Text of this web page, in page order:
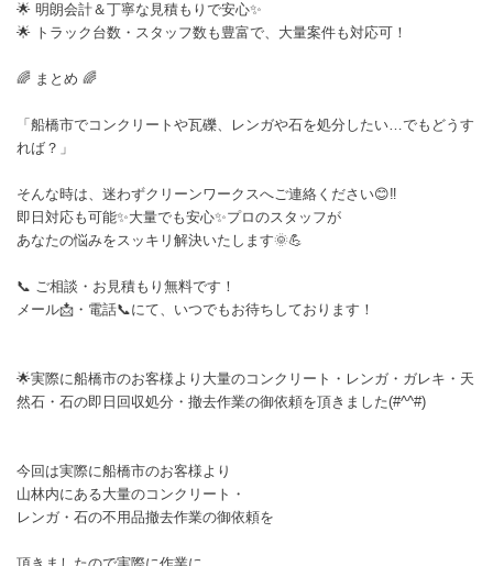
🌟 明朗会計＆丁寧な見積もりで安心✨
🌟 トラック台数・スタッフ数も豊富で、大量案件も対応可！
🌈 まとめ 🌈
「船橋市でコンクリートや瓦礫、レンガや石を処分したい…でもどうす
れば？」
そんな時は、迷わずクリーンワークスへご連絡ください😊‼️
即日対応も可能✨大量でも安心✨プロのスタッフが
あなたの悩みをスッキリ解決いたします🌞💪
📞 ご相談・お見積もり無料です！
メール📩・電話📞にて、いつでもお待ちしております！
🌟実際に船橋市のお客様より大量のコンクリート・レンガ・ガレキ・天
然石・石の即日回収処分・撤去作業の御依頼を頂きました(#^^#)
今回は実際に船橋市のお客様より
山林内にある大量のコンクリート・
レンガ・石の不用品撤去作業の御依頼を